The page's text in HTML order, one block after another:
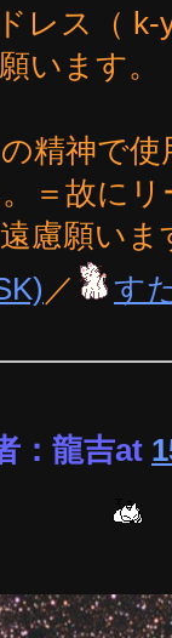
レス（ k-
います
精神で
＝故に
慮願いま
／
す
：龍吉at